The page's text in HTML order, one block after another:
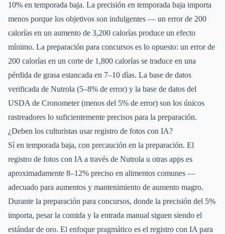
10% en temporada baja. La precisión en temporada baja importa
menos porque los objetivos son indulgentes — un error de 200
calorías en un aumento de 3,200 calorías produce un efecto
mínimo. La preparación para concursos es lo opuesto: un error de
200 calorías en un corte de 1,800 calorías se traduce en una
pérdida de grasa estancada en 7–10 días. La base de datos
verificada de Nutrola (5–8% de error) y la base de datos del
USDA de Cronometer (menos del 5% de error) son los únicos
rastreadores lo suficientemente precisos para la preparación.
¿Deben los culturistas usar registro de fotos con IA?
Sí en temporada baja, con precaución en la preparación. El
registro de fotos con IA a través de Nutrola u otras apps es
aproximadamente 8–12% preciso en alimentos comunes —
adecuado para aumentos y mantenimiento de aumento magro.
Durante la preparación para concursos, donde la precisión del 5%
importa, pesar la comida y la entrada manual siguen siendo el
estándar de oro. El enfoque pragmático es el registro con IA para